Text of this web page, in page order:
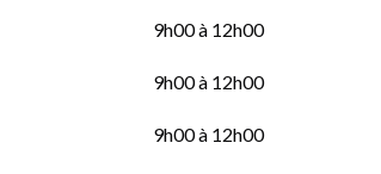
9h00 à 12h00
9h00 à 12h00
9h00 à 12h00